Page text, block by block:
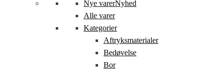
Nye varerNyhed
Alle varer
Kategorier
Aftryksmaterialer
Bedøvelse
Bor